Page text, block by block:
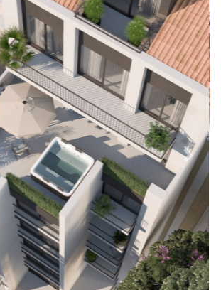
Next
de ativos já transacionado superior
a Level Constellation aposta no
projetos de reabilitação que se
construtiva aliada ao desenho
e bem projetados, capazes de
de segurança, conforto e bem